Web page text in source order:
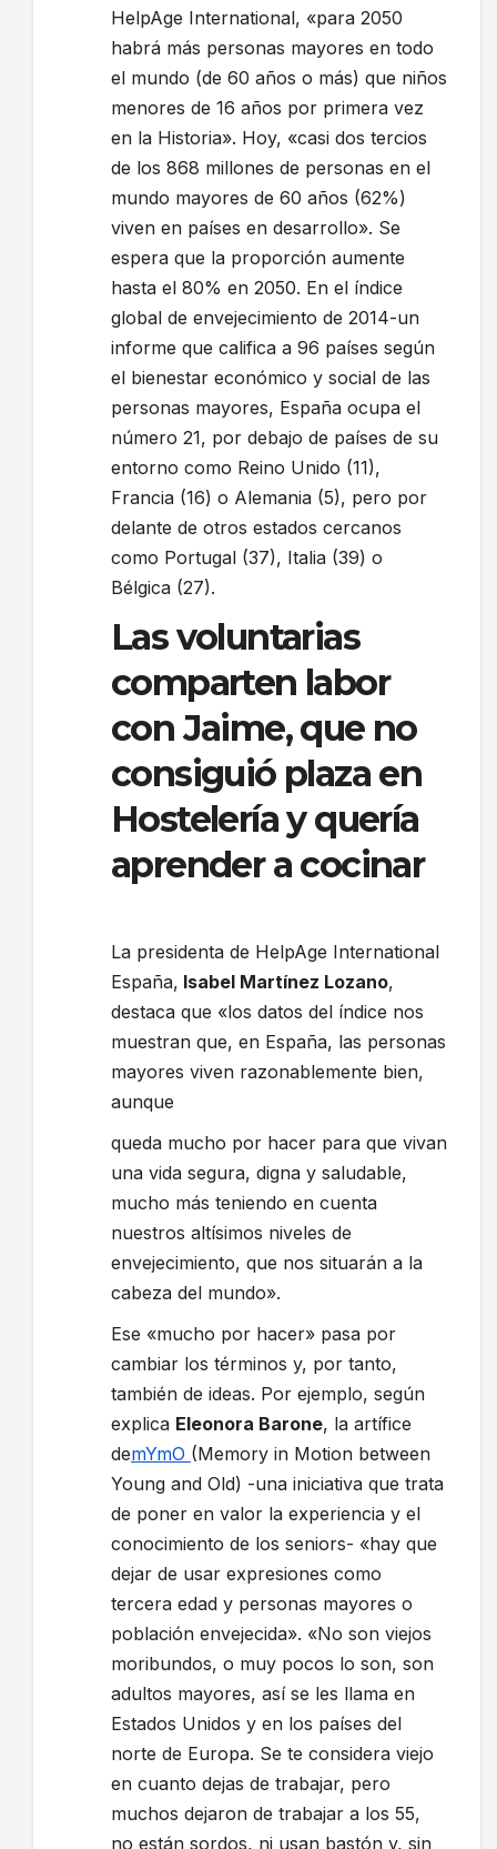
HelpAge International, «para 2050
habrá más personas mayores en todo
el mundo (de 60 años o más) que niños
menores de 16 años por primera vez
en la Historia». Hoy, «casi dos tercios
de los 868 millones de personas en el
mundo mayores de 60 años (62%)
viven en países en desarrollo». Se
espera que la proporción aumente
hasta el 80% en 2050. En el índice
global de envejecimiento de 2014-un
informe que califica a 96 países según
el bienestar económico y social de las
personas mayores, España ocupa el
número 21, por debajo de países de su
entorno como Reino Unido (11),
Francia (16) o Alemania (5), pero por
delante de otros estados cercanos
como Portugal (37), Italia (39) o
Bélgica (27).
Las voluntarias
comparten labor
con Jaime, que no
consiguió plaza en
Hostelería y quería
aprender a cocinar
La presidenta de HelpAge International
España, Isabel Martínez Lozano,
destaca que «los datos del índice nos
muestran que, en España, las personas
mayores viven razonablemente bien,
aunque
queda mucho por hacer para que vivan
una vida segura, digna y saludable,
mucho más teniendo en cuenta
nuestros altísimos niveles de
envejecimiento, que nos situarán a la
cabeza del mundo».
Ese «mucho por hacer» pasa por
cambiar los términos y, por tanto,
también de ideas. Por ejemplo, según
explica Eleonora Barone, la artífice
demYmO (Memory in Motion between
Young and Old) -una iniciativa que trata
de poner en valor la experiencia y el
conocimiento de los seniors- «hay que
dejar de usar expresiones como
tercera edad y personas mayores o
población envejecida». «No son viejos
moribundos, o muy pocos lo son, son
adultos mayores, así se les llama en
Estados Unidos y en los países del
norte de Europa. Se te considera viejo
en cuanto dejas de trabajar, pero
muchos dejaron de trabajar a los 55,
no están sordos, ni usan bastón y, sin